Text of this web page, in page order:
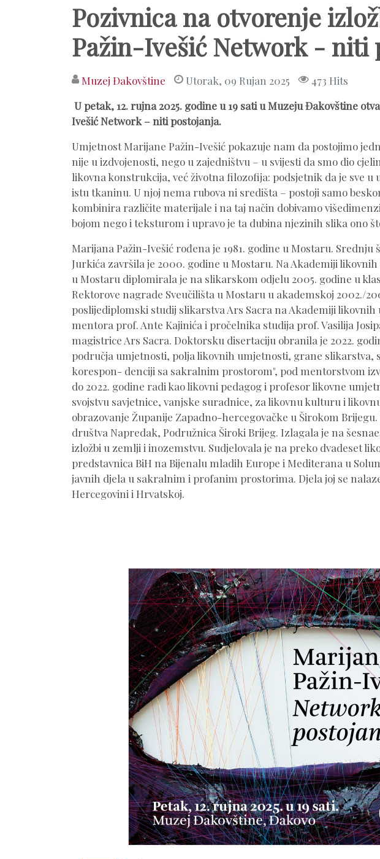
Pozivnica na otvorenje
Pažin-Ivešić Network - niti
Muzej Đakovštine Utorak, 09 Rujan 2025
473 Hits
U petak, 12. rujna 2025. godine u 19 sati u Muzeju Đakovštine
Ivešić Network – niti postojanja.
Umjetnost Marijane Pažin-Ivešić pokazuje nam da postojimo
nije u izdvojenosti, nego u zajedništvu – u svijesti da smo dio
likovna konstrukcija, već životna filozofija: podsjetnik da je sve
istu tkaninu. U njoj nema rubova ni središta – postoji samo
kombinira različite materijale i na taj način dobivamo
bojom nego i teksturom i upravo je ta dubina njezinih slika ono
Marijana Pažin-Ivešić rođena je 1981. godine u Mostaru.
Jurkića završila je 2000. godine u Mostaru. Na Akademiji
u Mostaru diplomirala je na slikarskom odjelu 2005. godine u
Rektorove nagrade Sveučilišta u Mostaru u akademskoj 2002./
poslijediplomski studij slikarstva Ars Sacra na Akademiji
mentora prof. Ante Kajinića i pročelnika studija prof. Vasilija
magistrice Ars Sacra. Doktorsku disertaciju obranila je 2022.
područja umjetnosti, polja likovnih umjetnosti, grane slikarstva,
korespon- denciji sa sakralnim prostorom", pod mentorstvom
do 2022. godine radi kao likovni pedagog i profesor likovne
svojstvu savjetnice, vanjske suradnice, za likovnu kulturu i
obrazovanje Županije Zapadno-hercegovačke u Širokom
društva Napredak, Podružnica Široki Brijeg. Izlagala je na
izložbi u zemlji i inozemstvu. Sudjelovala je na preko dvadeset
predstavnica BiH na Bijenalu mladih Europe i Mediterana u
javnih djela u sakralnim i profanim prostorima. Djela joj se
Hercegovini i Hrvatskoj.